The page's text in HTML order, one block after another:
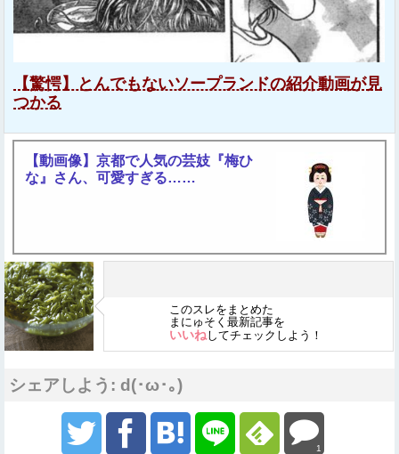
【驚愕】とんでもないソープランドの紹介動画が見
つかる
【動画像】京都で人気の芸妓『梅ひ
な』さん、可愛すぎる……
このスレをまとめた
まにゅそく最新記事を
いいねしてチェックしよう！
シェアしよう: d(･ω･｡)
1